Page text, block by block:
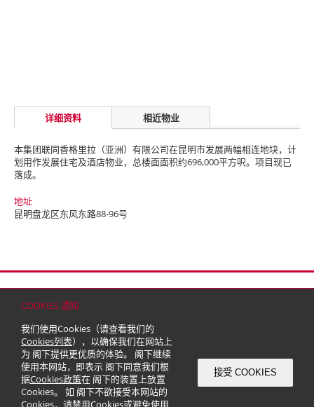
COOKIES 通知
我们使用Cookies（请查看我们的
Cookies列表），以确保我们在网站上
为 阁下提供更优质的体验。 阁下继续
使用本网站，即表示 阁下同意我们根
据Cookies政策在 阁下的装置上放置
Cookies。 如 阁下不欲接受本网站的
Cookies，请禁用Cookies或避免使用
接受 COOKIES
详细资料 相近物业
本集团联同香格里拉（亚洲）有限公司在昆明市发展两幅相连地块，计
划用作发展住宅及酒店物业，总楼面面积约696,000平方呎。项目现已
落成。
地址
昆明盘龙区东风东路88-96号
© 2026 嘉里建设有限公司 (于百慕达注册成立之有限公司)